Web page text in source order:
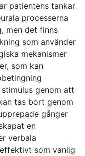
patientens tankar
processerna
men det finns
som använder
mekanismer
som kan
genom att
tas bort genom
gånger
en
verbala
som vanlig